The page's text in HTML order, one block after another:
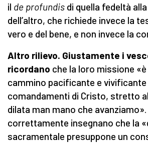
il de profundis di quella fedeltà
dell’altro, che richiede invece la
vero e del bene, e non invece la
Altro rilievo. Giustamente i
ricordano che la loro missione
cammino pacificante e vivificante
comandamenti di Cristo, stretto
dilata man mano che
correttamente insegnano che la
sacramentale presuppone un